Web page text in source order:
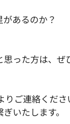
あるのか？
思った方は、
ご連絡くださ
いたします。